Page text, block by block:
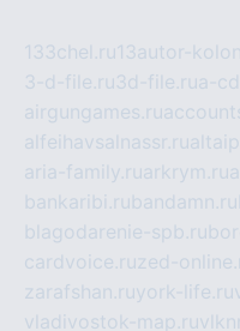
133chel.ru13autor-
3-d-file.ru3d-file.rua-
airgungames.ru
alfeihavsalnassr.ru
aria-family.ruarkrym.ru
bankaribi.rubandamn.ru
blagodarenie-spb.ru
cardvoice.ruzed-
zarafshan.ruyork-life.ru
vladivostok-map.ru